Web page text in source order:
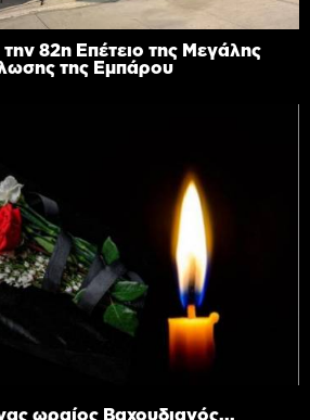
82η Επέτειο της Μεγάλης
της Εμπάρου
ωραίος Βαχουδιανός...